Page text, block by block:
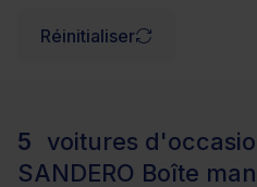
Réinitialiser
5
voitures
SANDERO Boîte